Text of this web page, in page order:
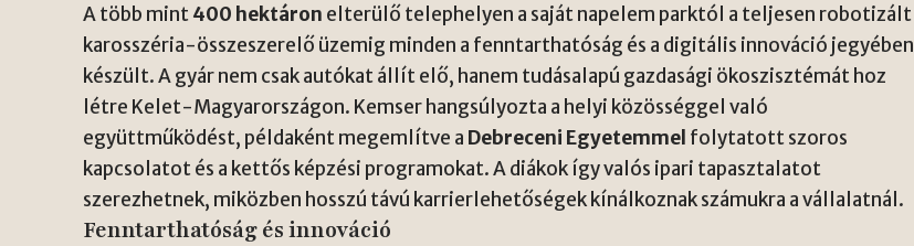
A több mint400 hektáron elterülő telephelyen a saját napelem parktól a teljesen robotizált
karosszéria-összeszerelő üzemig minden a fenntarthatóság és a digitális innováció jegyében
készült. A gyár nem csak autókat állít elő, hanem tudásalapú gazdasági ökoszisztémát hoz
létre Kelet-Magyarországon. Kemser hangsúlyozta a helyi közösséggel való
együttműködést, példaként megemlítve a Debreceni Egyetemmel folytatott szoros
kapcsolatot és a kettős képzési programokat. A diákok így valós ipari tapasztalatot
szerezhetnek, miközben hosszú távú karrierlehetőségek kínálkoznak számukra a vállalatnál.
Fenntarthatóság és innováció